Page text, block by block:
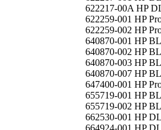
622217-00A HP
622259-001 HP
622259-002 HP
640870-001 HP
640870-002 HP
640870-003 HP
640870-007 HP
647400-001 HP
655719-001 HP
655719-002 HP
662530-001 HP
664924-001 HP